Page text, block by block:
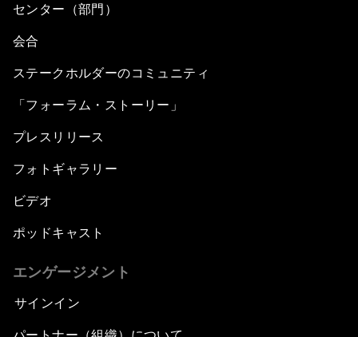
センター（部門）
会合
ステークホルダーのコミュニティ
「フォーラム・ストーリー」
プレスリリース
フォトギャラリー
ビデオ
ポッドキャスト
エンゲージメント
サインイン